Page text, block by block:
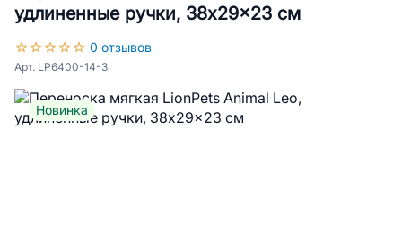
удлиненные ручки, 38x29x23 см
0 отзывов
Арт. LP6400-14-3
Новинка